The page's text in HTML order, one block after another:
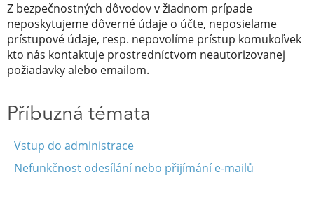
Z bezpečnostných dôvodov v žiadnom prípade
neposkytujeme dôverné údaje o účte, neposielame
prístupové údaje, resp. nepovolíme prístup komukoľvek
kto nás kontaktuje prostredníctvom neautorizovanej
požiadavky alebo emailom.
Příbuzná témata
Vstup do administrace
Nefunkčnost odesílání nebo přijímání e-mailů